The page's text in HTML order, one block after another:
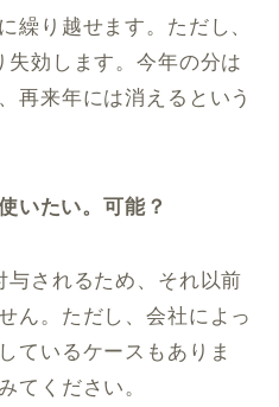
繰り越せます。ただし、
効します。今年の分は
再来年には消えるという
いたい。可能？
されるため、それ以前
ん。ただし、会社によっ
ているケースもありま
てください。